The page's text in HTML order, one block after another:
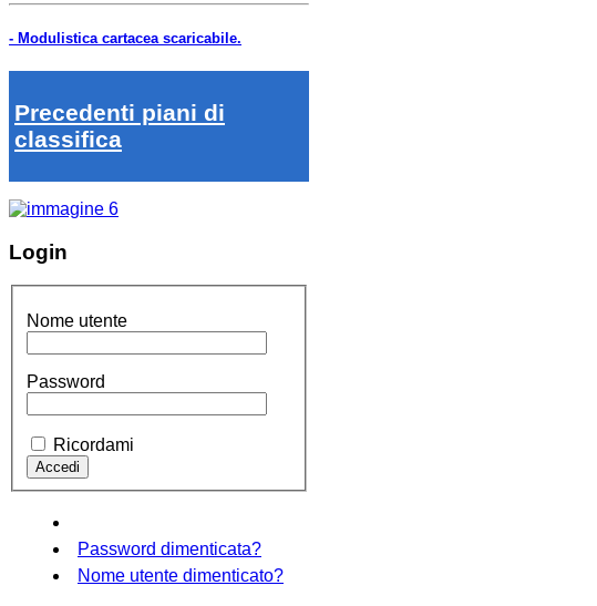
- Modulistica cartacea scaricabile.
Precedenti piani di
classifica
Login
Nome utente
Password
Ricordami
Password dimenticata?
Nome utente dimenticato?